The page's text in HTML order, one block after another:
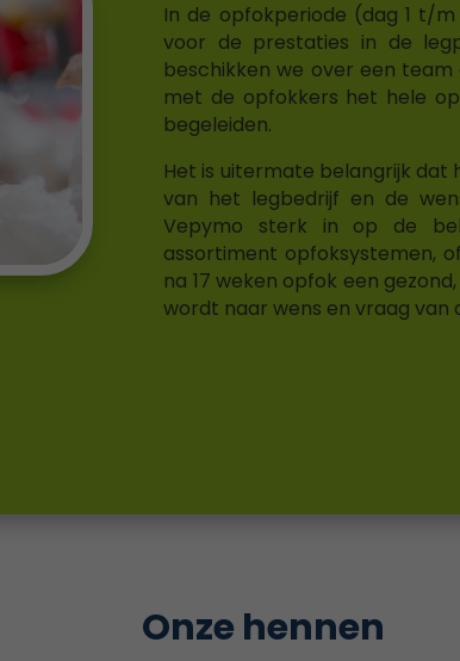
In de opfokperiode (dag 1 t/
voor de prestaties in de
beschikken we over een
met de opfokkers het hele
begeleiden.
Het is uitermate belangrijk
van het legbedrijf en de
Vepymo sterk in op de
assortiment opfoksystemen,
na 17 weken opfok een
wordt naar wens en vraag van
Onze hennen